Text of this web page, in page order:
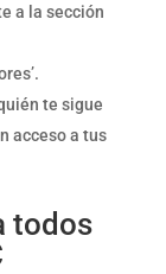
a la sección
te sigue
acceso a tus
todos